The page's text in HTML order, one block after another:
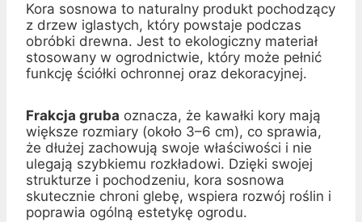
Kora sosnowa to naturalny produkt pochodzący
z drzew iglastych, który powstaje podczas
obróbki drewna. Jest to ekologiczny materiał
stosowany w ogrodnictwie, który może pełnić
funkcję ściółki ochronnej oraz dekoracyjnej.
Frakcja gruba oznacza, że kawałki kory mają
większe rozmiary (około 3–6 cm), co sprawia,
że dłużej zachowują swoje właściwości i nie
ulegają szybkiemu rozkładowi. Dzięki swojej
strukturze i pochodzeniu, kora sosnowa
skutecznie chroni glebę, wspiera rozwój roślin i
poprawia ogólną estetykę ogrodu.